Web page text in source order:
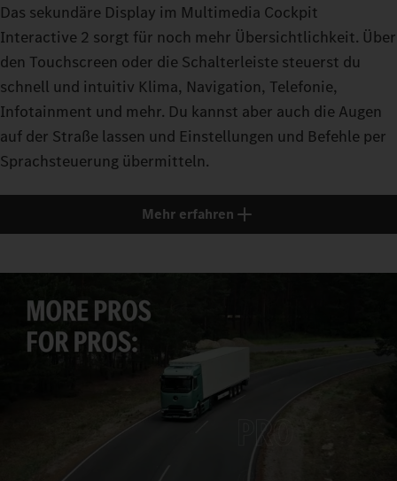
Das sekundäre Display im Multimedia Cockpit
Interactive 2 sorgt für noch mehr Übersichtlichkeit. Über
den Touchscreen oder die Schalterleiste steuerst du
schnell und intuitiv Klima, Navigation, Telefonie,
Infotainment und mehr. Du kannst aber auch die Augen
auf der Straße lassen und Einstellungen und Befehle per
Sprachsteuerung übermitteln.
Mehr erfahren